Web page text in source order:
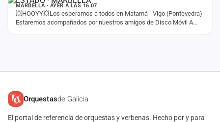
MARBELLA · AYER A LAS 16:07
💥HOOYY💥Los esperamos a todos en Matamá - Vigo (Pontevedra)
Estaremos acompañados por nuestros amigos de Disco Móvil A
Orquestasde Galicia
El portal de referencia de orquestas y verbenas. Hecho por y para